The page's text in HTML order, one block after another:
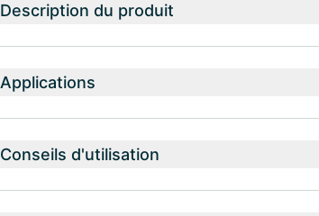
Description du produit
Applications
Conseils d'utilisation